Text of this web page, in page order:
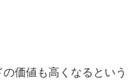
価値も高くなる という